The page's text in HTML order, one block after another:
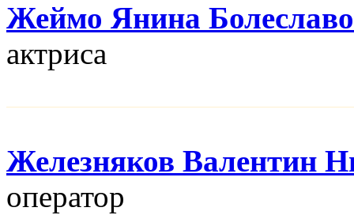
Жеймо Янина
актриса
Железняков Валентин
оператор